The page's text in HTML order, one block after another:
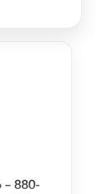
– 880-